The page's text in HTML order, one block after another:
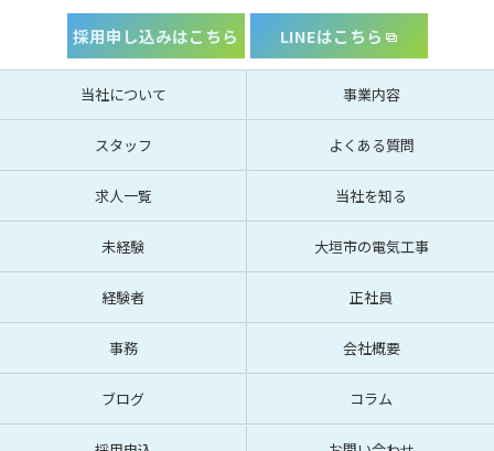
採用申し込みはこちら LINEはこちら
当社について 事業内容
スタッフ よくある質問
求人一覧 当社を知る
未経験 大垣市の電気工事
経験者 正社員
事務 会社概要
ブログ コラム